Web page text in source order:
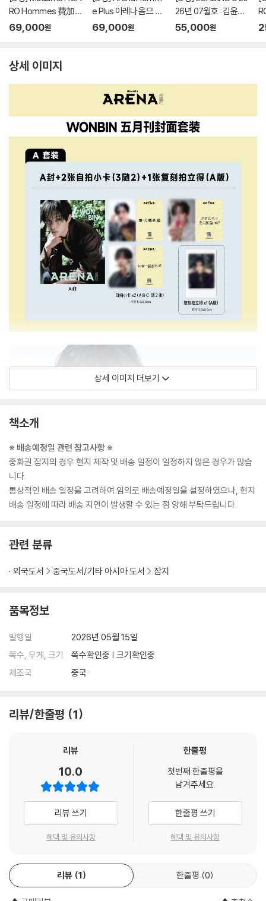
RO Hommes 費加
羅男士 마담 피가로 옴
박시우 커버 (A형 잡지
69,000원
e Plus 아레나 옴므 플
러스 중국 2026년 05
+인생네컷 1장)
69,000원
26년 07월호 : 김윤식
&박시우 커버 (A형 잡
55,000원
상세 이미지
상세 이미지 더보기
책소개
※ 배송예정일 관련 참고사항 ※
중화권 잡지의 경우 현지 제작 및 배송 일정이 일정하지 않은 경우가 많습
니다.
통상적인 배송 일정을 고려하여 임의로 배송예정일을 설정하였으나, 현지
배송 일정에 따라 배송 지연이 발생할 수 있는 점 양해 부탁드립니다.
관련 분류
외국도서 중국도서/기타 아시아 도서 잡지
품목정보
발행일
2026년 05월 15일
쪽수, 무게, 크기
쪽수확인중 | 크기확인중
제조국
중국
리뷰/한줄평 1
리뷰
10.0
리뷰 쓰기
혜택 및 유의사항
한줄평
첫번째 한줄평을
남겨주세요.
한줄평 쓰기
혜택 및 유의사항
리뷰 1 한줄평 0